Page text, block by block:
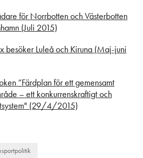
för Norrbotten och Västerbotten
(Juli 2015)
besöker Luleå och Kiruna (Maj-juni
”Färdplan för ett gemensamt
– ett konkurrenskraftigt och
(29/4/2015)